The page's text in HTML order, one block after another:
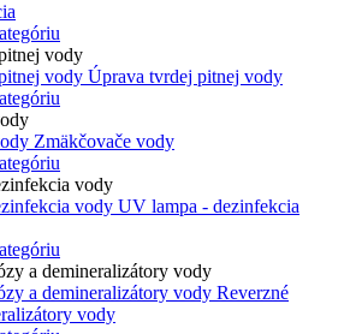
Úprava tvrdej pitnej vody
Zmäkčovače vody
UV lampa - dezinfekcia
Reverzné
vody